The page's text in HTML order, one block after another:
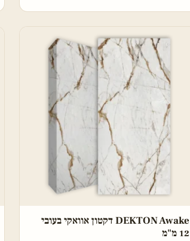
DEKTON Awake דקטון אוואקי בעובי
12 מ"מ